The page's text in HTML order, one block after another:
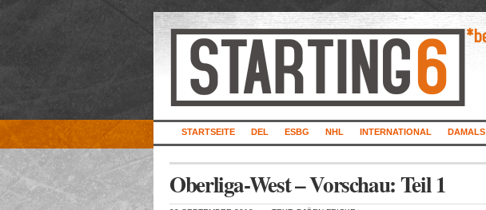
STARTSEITE DEL ESBG NHL INTERNATIONAL DAMALS
Oberliga-West – Vorschau: Teil 1